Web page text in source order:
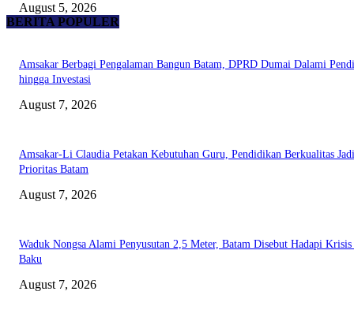
August 5, 2026
BERITA POPULER
Amsakar Berbagi Pengalaman Bangun Batam, DPRD Dumai Dalami
hingga Investasi
August 7, 2026
Amsakar-Li Claudia Petakan Kebutuhan Guru, Pendidikan Berkualitas Jadi
Prioritas Batam
August 7, 2026
Waduk Nongsa Alami Penyusutan 2,5 Meter, Batam Disebut Hadapi
Baku
August 7, 2026